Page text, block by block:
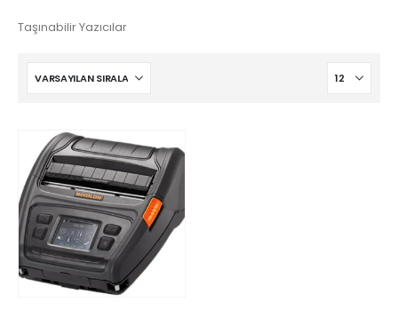
Taşınabilir Yazıcılar